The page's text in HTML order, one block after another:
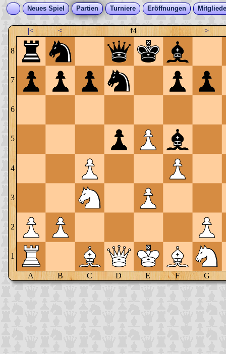
Neues Spiel Partien Turniere Eröffnungen
|< < f4 >
8
7
6
5
4
3
2
1
A B C D E F G